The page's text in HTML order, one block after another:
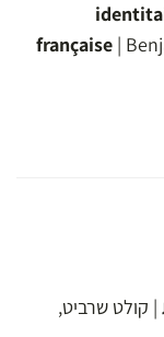
française |
| קולט שרביט,